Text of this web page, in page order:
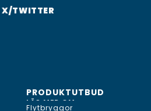
X/TWITTER
PRODUKTUTBUD
LÄS MER OM...
Flytbryggor